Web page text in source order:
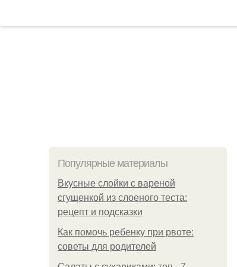
Популярные материалы
Вкусные слойки с вареной
сгущенкой из слоеного теста:
рецепт и подсказки
Как помочь ребенку при рвоте:
советы для родителей